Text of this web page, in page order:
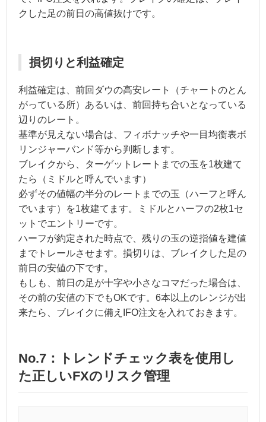
クした足の前日の高値抜けです。
損切りと利益確定
利益確定は、前回ダウの高安レート（チャートのとん
がっている所）あるいは、前回持ち合いとなっている
辺りのレート。
基準が見えない場合は、フィボナッチや一目均衡表ボ
リンジャーバンド等から判断します。
ブレイクから、ターゲットレートまでの玉を1枚建て
たら（ミドルと呼んでいます）
必ずその値幅の半分のレートまでの玉（ハーフと呼ん
でいます）を1枚建てます。ミドルとハーフの2枚1セ
ットでエントリーです。
ハーフが約定された時点で、残りの玉の逆指値を建値
までトレールさせます。損切りは、ブレイクした足の
前日の安値の下です。
もしも、前日の足が十字や小さなコマだった場合は、
その前の安値の下でもOKです。6本以上のレンジが出
来たら、ブレイクに備えIFO注文を入れておきます。
No.7：トレンドチェック表を使用し
た正しいFXのリスク管理